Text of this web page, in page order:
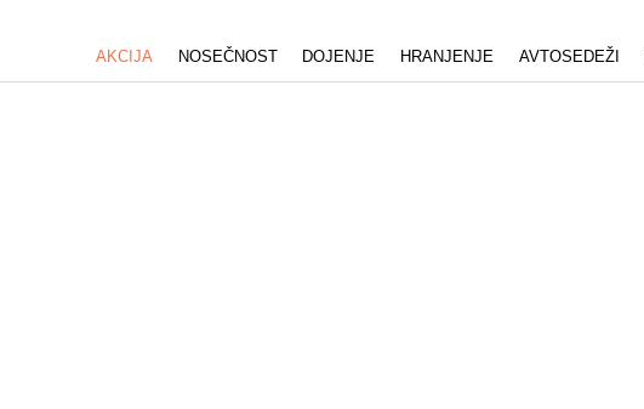
AKCIJA NOSEČNOST DOJENJE HRANJENJE AVTOSEDEŽI